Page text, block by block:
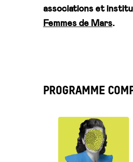
associations et
Femmes de Mars.
PROGRAMME